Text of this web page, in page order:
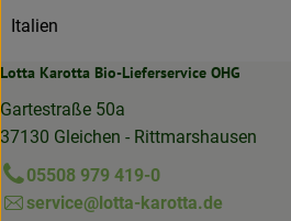
Italien
Lotta Karotta Bio-Lieferservice OHG
Gartestraße 50a
37130 Gleichen - Rittmarshausen
05508 979 419-0
service@lotta-karotta.de